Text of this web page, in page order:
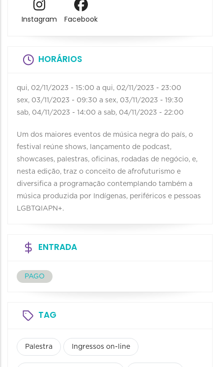
Instagram Facebook
HORÁRIOS
qui, 02/11/2023 - 15:00 a qui, 02/11/2023 - 23:00
sex, 03/11/2023 - 09:30 a sex, 03/11/2023 - 19:30
sab, 04/11/2023 - 14:00 a sab, 04/11/2023 - 22:00
Um dos maiores eventos de música negra do país, o
festival reúne shows, lançamento de podcast,
showcases, palestras, oficinas, rodadas de negócio, e,
nesta edição, traz o conceito de afrofuturismo e
diversifica a programação contemplando também a
música produzida por Indígenas, periféricos e pessoas
LGBTQIAPN+.
ENTRADA
PAGO
TAG
Palestra Ingressos on-line